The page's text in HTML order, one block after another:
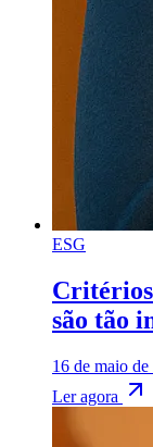
ESG
Critérios
são tão
16 de maio
Ler agora